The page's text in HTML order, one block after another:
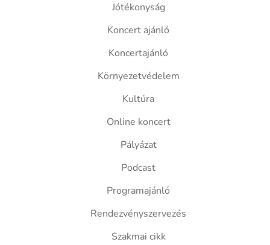
Jótékonyság
Koncert ajánló
Koncertajánló
Környezetvédelem
Kultúra
Online koncert
Pályázat
Podcast
Programajánló
Rendezvényszervezés
Szakmai cikk